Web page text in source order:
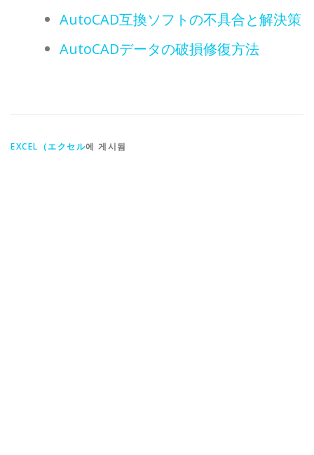
AutoCAD互換ソフトの不具合と解決策
AutoCADデータの破損修復方法
EXCEL（エクセル에 게시됨